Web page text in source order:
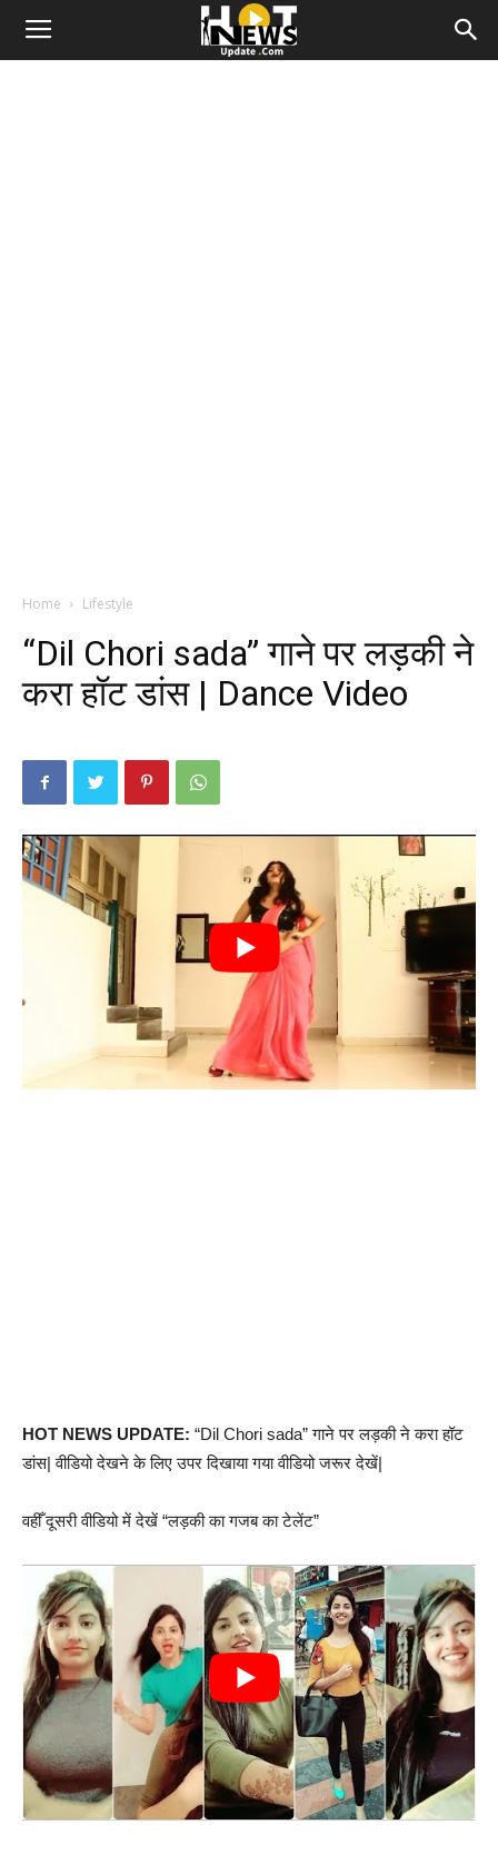
Home Lifestyle
“Dil Chori sada” गाने पर लड़की ने
करा हॉट डांस | Dance Video
HOT NEWS UPDATE: “Dil Chori sada” गाने पर लड़की ने करा हॉट
डांस| वीडियो देखने के लिए उपर दिखाया गया वीडियो जरूर देखें|
वहीँ दूसरी वीडियो में देखें “लड़की का गजब का टेलेंट”